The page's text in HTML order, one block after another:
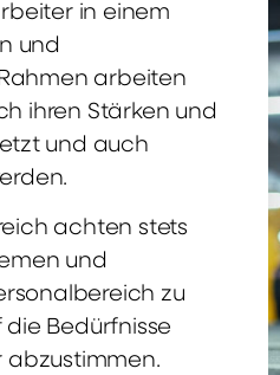
in einem
und
arbeiten
ihren Stärken und
und auch
achten stets
und
zu
Bedürfnisse
abzustimmen.